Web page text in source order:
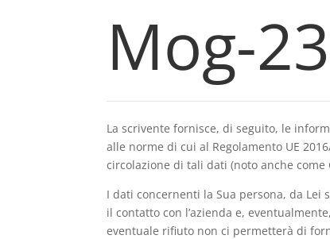
Mog-
La scrivente fornisce, di seguito, le
alle norme di cui al Regolamento UE
circolazione di tali dati (noto anche come
I dati concernenti la Sua persona, da
il contatto con l’azienda e,
eventuale rifiuto non ci permetterà di